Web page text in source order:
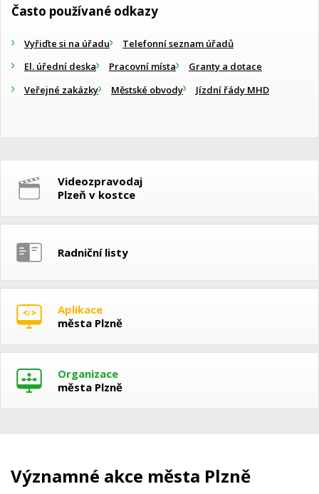
Často používané odkazy
Vyřiďte si na úřadu
Telefonní seznam úřadů
El. úřední deska
Pracovní místa
Granty a dotace
Veřejné zakázky
Městské obvody Jízdní řády MHD
Videozpravodaj
Plzeň v kostce
Radniční listy
Aplikace
města Plzně
Organizace
města Plzně
Významné akce města Plzně